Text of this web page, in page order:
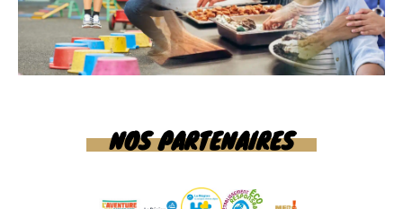
NOS PARTENAIRES